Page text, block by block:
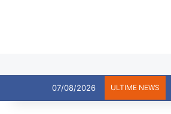
07/08/2026 ULTIME NEWS